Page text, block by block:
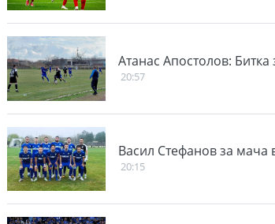
Атанас Апостолов: Битка
20:57
Васил Стефанов за мача
20:15